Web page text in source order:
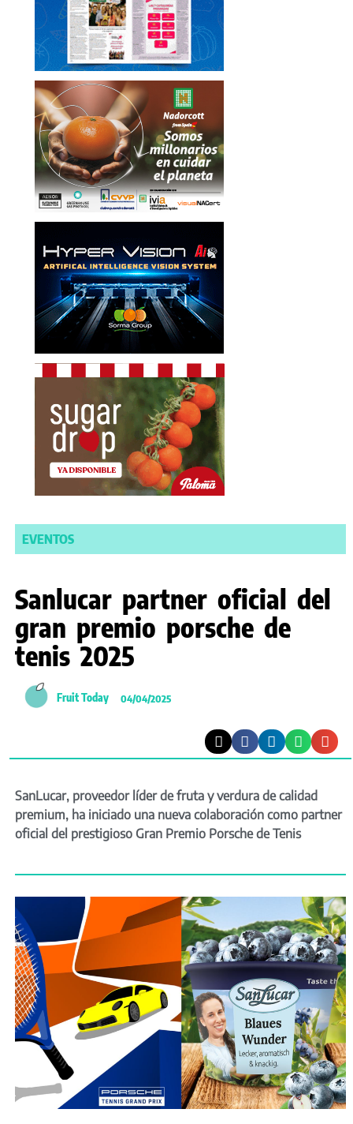
EVENTOS
Sanlucar partner oficial del
gran premio porsche de
tenis 2025
Fruit Today 04/04/2025
SanLucar, proveedor líder de fruta y verdura de calidad
premium, ha iniciado una nueva colaboración como partner
oficial del prestigioso Gran Premio Porsche de Tenis